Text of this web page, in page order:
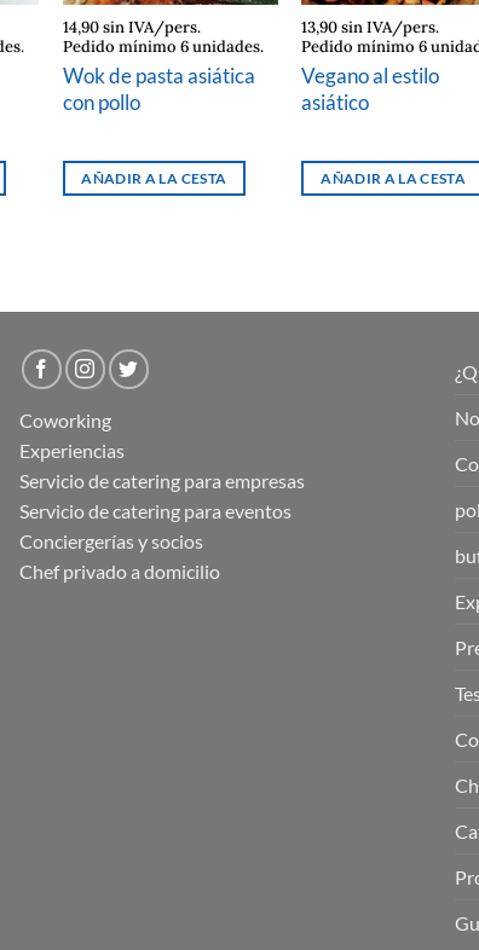
14,90 sin IVA/pers.
Pedido mínimo 6 unidades.
Wok de pasta asiática
con pollo
AÑADIR A LA CESTA
13,90 sin IVA/pers.
Pedido mínimo 6
Vegano al estilo
asiático
AÑADIR A LA CESTA
Coworking
Experiencias
Servicio de catering para empresas
Servicio de catering para eventos
Conciergerías y socios
Chef privado a domicilio